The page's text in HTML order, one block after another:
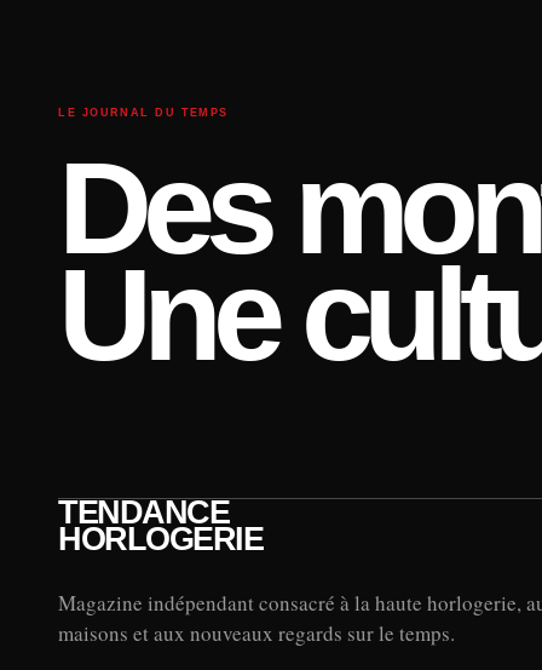
LE JOURNAL DU TEMPS
Des
Une
TENDANCE
HORLOGERIE
Magazine indépendant consacré à la haute horlogerie,
maisons et aux nouveaux regards sur le temps.